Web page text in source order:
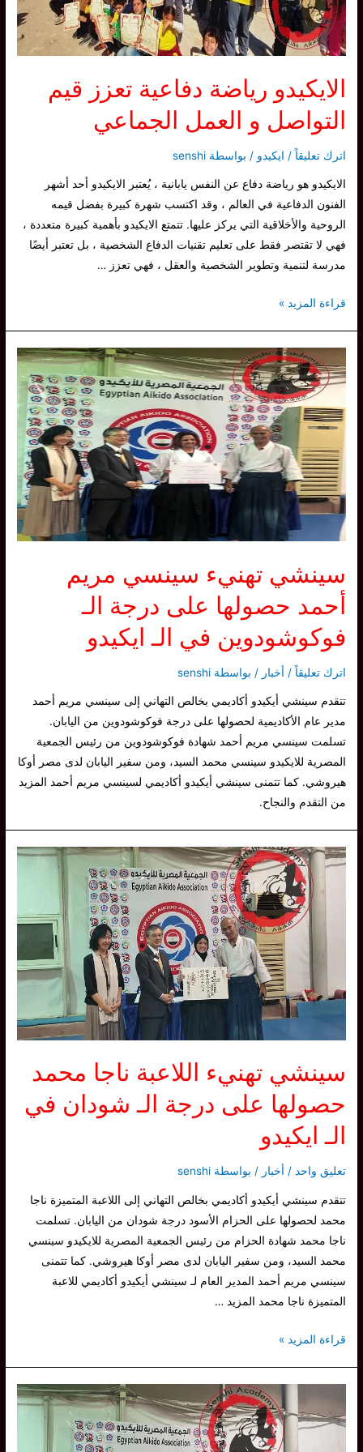
الايكيدو رياضة دفاعية تعزز قيم
التواصل و العمل الجماعي
اترك تعليقاً / ايكيدو / بواسطة senshi
الايكيدو هو رياضة دفاع عن النفس يابانية ، يُعتبر الايكيدو أحد أشهر
الفنون الدفاعية في العالم ، وقد اكتسب شهرة كبيرة بفضل قيمه
الروحية والأخلاقية التي يركز عليها. تتمتع الايكيدو بأهمية كبيرة متعددة ،
فهي لا تقتصر فقط على تعليم تقنيات الدفاع الشخصية ، بل تعتبر أيضًا
مدرسة لتنمية وتطوير الشخصية والعقل ، فهي تعزز …
الايكيدو
تعزز
قيم
التواصل
و
العمل
الجماعي
قراءة المزيد »
سينشي تهنيء سينسي مريم
أحمد حصولها على درجة الـ
فوكوشودوين في الـ ايكيدو
اترك تعليقاً / أخبار / بواسطة senshi
تتقدم سينشي أيكيدو أكاديمي بخالص التهاني إلى سينسي مريم أحمد
مدير عام الأكاديمية لحصولها على درجة فوكوشودوين من اليابان.
تسلمت سينسي مريم أحمد شهادة فوكوشودوين من رئيس الجمعية
المصرية للايكيدو سينسي محمد السيد، ومن سفير اليابان لدى مصر أوكا
هيروشي. كما تتمنى سينشي أيكيدو أكاديمي لسينسي مريم أحمد المزيد
من التقدم والنجاح.
سينشي تهنيء اللاعبة ناجا محمد
حصولها على درجة الـ شودان في
الـ ايكيدو
تعليق واحد / أخبار / بواسطة senshi
تتقدم سينشي أيكيدو أكاديمي بخالص التهاني إلى اللاعبة المتميزة ناجا
محمد لحصولها على الحزام الأسود درجة شودان من اليابان. تسلمت
ناجا محمد شهادة الحزام من رئيس الجمعية المصرية للايكيدو سينسي
محمد السيد، ومن سفير اليابان لدى مصر أوكا هيروشي. كما تتمنى
سينسي مريم أحمد المدير العام لـ سينشي أيكيدو أكاديمي للاعبة
المتميزة ناجا محمد المزيد …
سينشي
محمد
قراءة المزيد »